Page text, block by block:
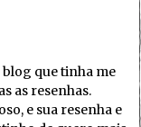
blog que tinha me
as resenhas.
e sua resenha e